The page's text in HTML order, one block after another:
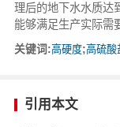
理后的地下水水质达
能够满足生产实际需
关键词:高硬度;高硫酸
引用本文